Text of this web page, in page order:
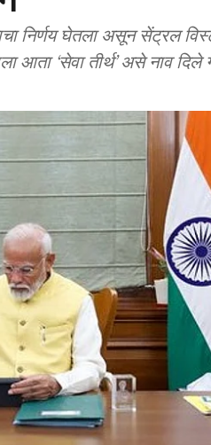
निर्णय घेतला असून सेंट्रल
आता ‘सेवा तीर्थ’ असे नाव